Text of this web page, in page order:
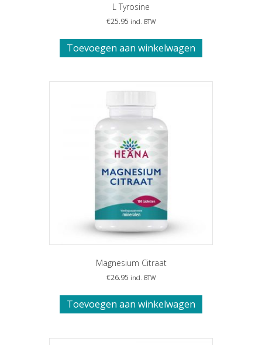
L Tyrosine
€25.95 incl. BTW
Toevoegen aan winkelwagen
Magnesium Citraat
€26.95 incl. BTW
Toevoegen aan winkelwagen